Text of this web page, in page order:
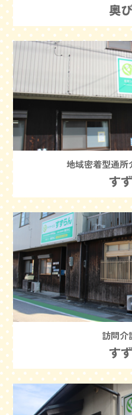
奥
地域密着型通所
す
訪問介
す